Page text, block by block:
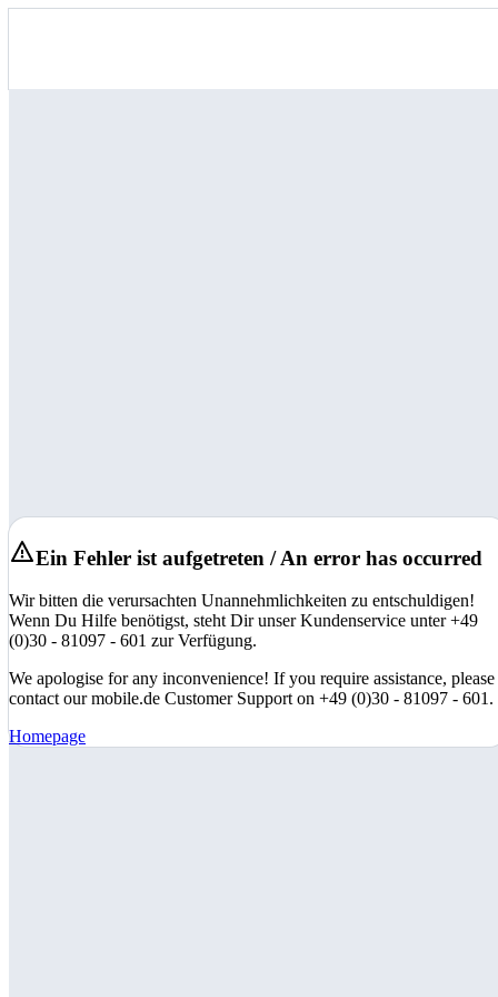
Ein Fehler ist aufgetreten / An error has occurred
Wir bitten die verursachten Unannehmlichkeiten zu entschuldigen!
Wenn Du Hilfe benötigst, steht Dir unser Kundenservice unter +49
(0)30 - 81097 - 601 zur Verfügung.
We apologise for any inconvenience! If you require assistance, please
contact our mobile.de Customer Support on +49 (0)30 - 81097 - 601.
Homepage